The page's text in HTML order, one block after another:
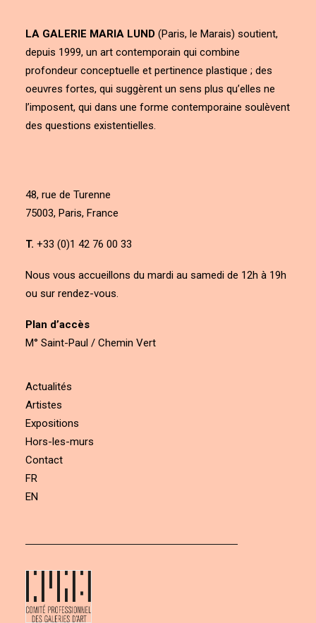
LA GALERIE MARIA LUND (Paris, le Marais) soutient,
depuis 1999, un art contemporain qui combine
profondeur conceptuelle et pertinence plastique ; des
oeuvres fortes, qui suggèrent un sens plus qu’elles ne
l’imposent, qui dans une forme contemporaine soulèvent
des questions existentielles.
48, rue de Turenne
75003, Paris, France
T. +33 (0)1 42 76 00 33
Nous vous accueillons du mardi au samedi de 12h à 19h
ou sur rendez-vous.
Plan d’accès
M° Saint-Paul / Chemin Vert
Actualités
Artistes
Expositions
Hors-les-murs
Contact
FR
EN